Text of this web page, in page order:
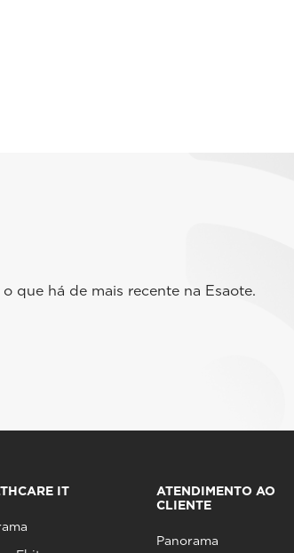
que há de mais recente na Esaote.
IT
ATENDIMENTO AO
CLIENTE
Panorama